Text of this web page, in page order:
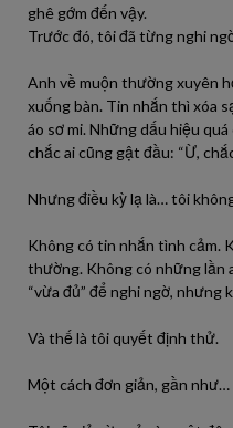
ghê gớm đến vậy.
Trước đó, tôi đã từng nghi
Anh về muộn thường xuyên
xuống bàn. Tin nhắn thì xóa
áo sơ mi. Những dấu hiệu
chắc ai cũng gật đầu: “Ừ,
Nhưng điều kỳ lạ là… tôi
Không có tin nhắn tình cảm.
thường. Không có những lần
“vừa đủ” để nghi ngờ, nhưng
Và thế là tôi quyết định thử.
Một cách đơn giản, gần như…